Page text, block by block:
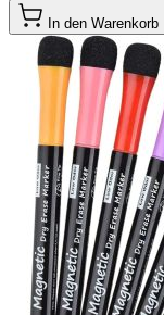
In den Warenkorb